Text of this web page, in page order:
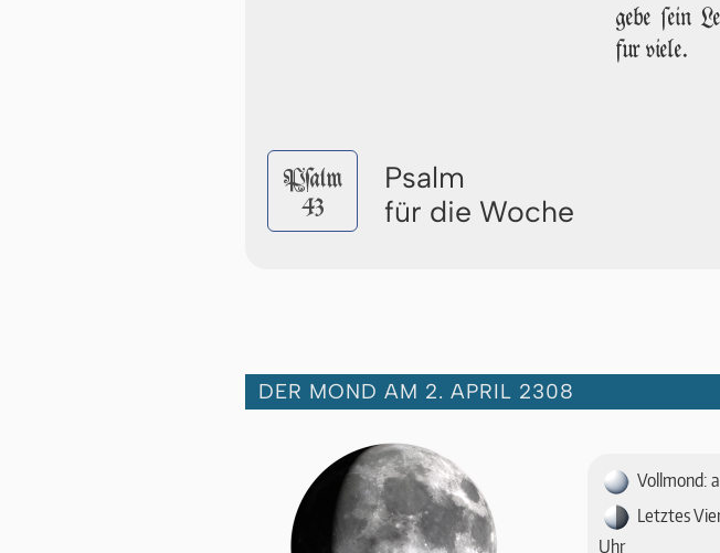
gebe ſein
fur viele.
Pſalm
43
Psalm
für die Woche
DER MOND AM 2. APRIL 2308
Vollmond:
Letztes
Uhr